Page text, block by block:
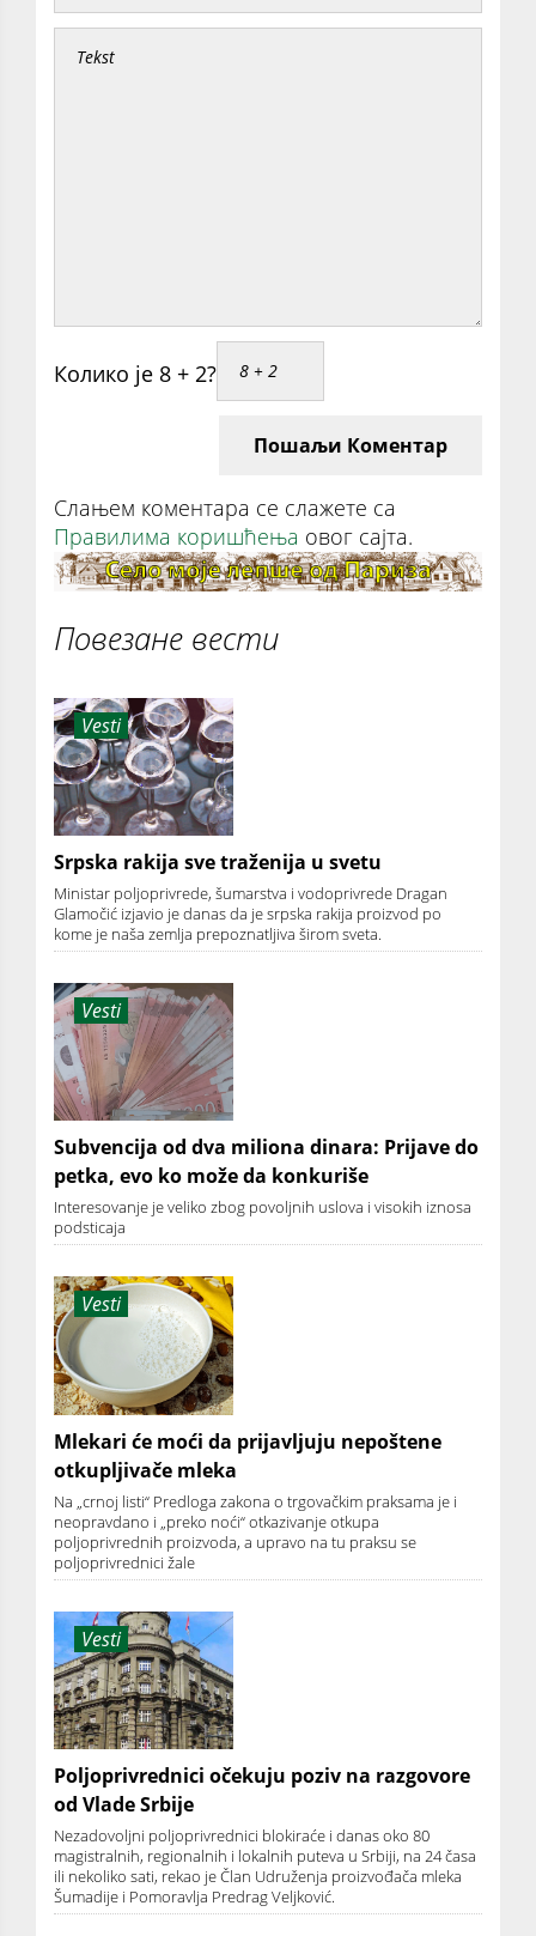
Колико је 8 + 2?
Пошаљи Коментар
Слањем коментара се слажете са
Правилима коришћења овог сајта.
Повезане вести
Vesti
Srpska rakija sve traženija u svetu
Ministar poljoprivrede, šumarstva i vodoprivrede Dragan
Glamočić izjavio je danas da je srpska rakija proizvod po
kome je naša zemlja prepoznatljiva širom sveta.
Vesti
Subvencija od dva miliona dinara: Prijave do
petka, evo ko može da konkuriše
Interesovanje je veliko zbog povoljnih uslova i visokih iznosa
podsticaja
Vesti
Mlekari će moći da prijavljuju nepoštene
otkupljivače mleka
Na „crnoj listi“ Predloga zakona o trgovačkim praksama je i
neopravdano i „preko noći“ otkazivanje otkupa
poljoprivrednih proizvoda, a upravo na tu praksu se
poljoprivrednici žale
Vesti
Poljoprivrednici očekuju poziv na razgovore
od Vlade Srbije
Nezadovoljni poljoprivrednici blokiraće i danas oko 80
magistralnih, regionalnih i lokalnih puteva u Srbiji, na 24 časa
ili nekoliko sati, rekao je Član Udruženja proizvođača mleka
Šumadije i Pomoravlja Predrag Veljković.